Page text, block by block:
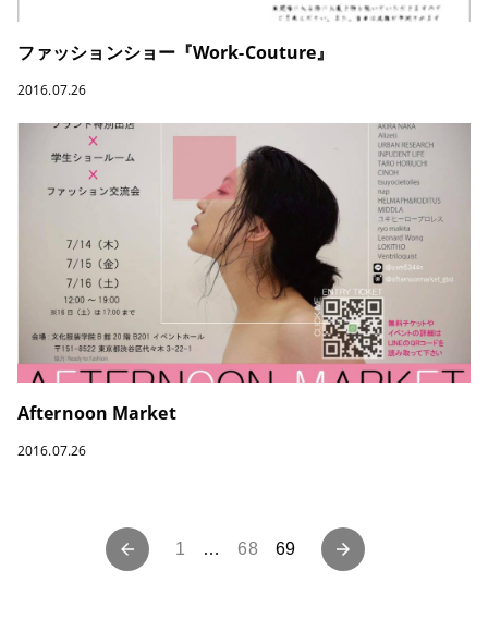
ファッションショー『Work-Couture』
2016.07.26
Afternoon Market
2016.07.26
投
1 … 68 69